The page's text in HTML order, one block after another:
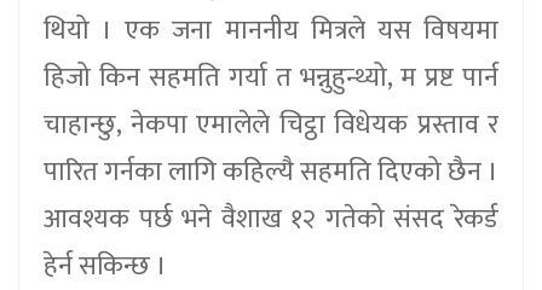
थियो । एक जना माननीय मित्रले यस विषयमा
हिजो किन सहमति गर्या त भन्नुहुन्थ्यो, म प्रष्ट पार्न
चाहान्छु, नेकपा एमालेले चिट्ठा विधेयक प्रस्ताव र
पारित गर्नका लागि कहिल्यै सहमति दिएको छैन ।
आवश्यक पर्छ भने वैशाख १२ गतेको संसद रेकर्ड
हेर्न सकिन्छ ।